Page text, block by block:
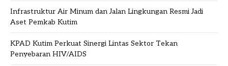
Infrastruktur Air Minum dan Jalan Lingkungan Resmi Jadi
Aset Pemkab Kutim
KPAD Kutim Perkuat Sinergi Lintas Sektor Tekan
Penyebaran HIV/AIDS